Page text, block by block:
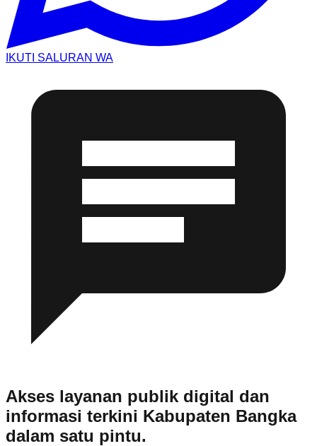
IKUTI SALURAN WA
Akses layanan publik digital dan
informasi terkini Kabupaten Bangka
dalam satu pintu.